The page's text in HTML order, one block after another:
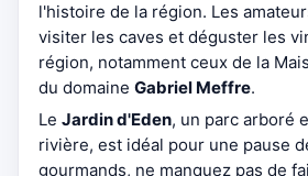
l'histoire de la région. Les
visiter les caves et déguster les
région, notamment ceux de la
du domaine Gabriel Meffre.
Le Jardin d'Eden, un parc arboré
rivière, est idéal pour une pause
gourmands, ne manquez pas de